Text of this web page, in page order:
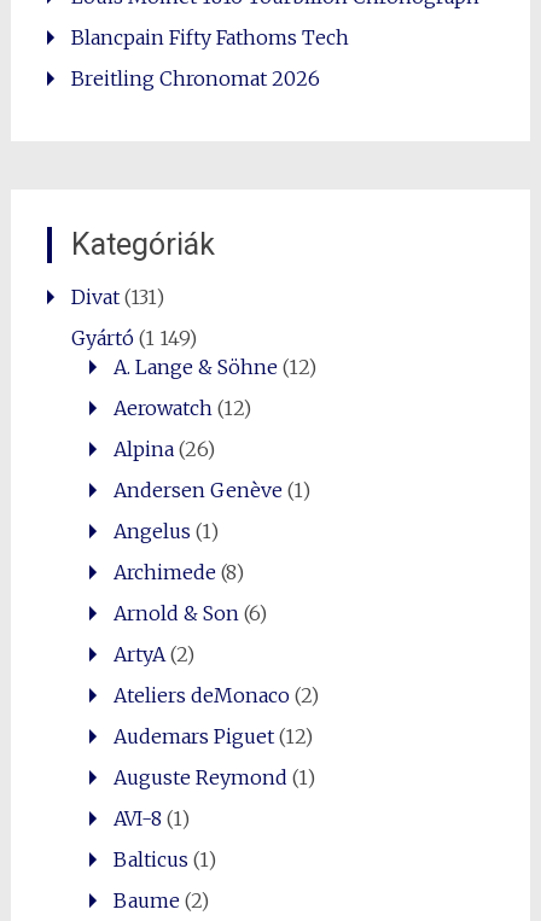
Blancpain Fifty Fathoms Tech
Breitling Chronomat 2026
Kategóriák
Divat(131)
Gyártó(1 149)
A. Lange & Söhne(12)
Aerowatch(12)
Alpina(26)
Andersen Genève(1)
Angelus (1)
Archimede(8)
Arnold & Son(6)
ArtyA(2)
Ateliers deMonaco(2)
Audemars Piguet(12)
Auguste Reymond (1)
AVI-8 (1)
Balticus (1)
Baume(2)